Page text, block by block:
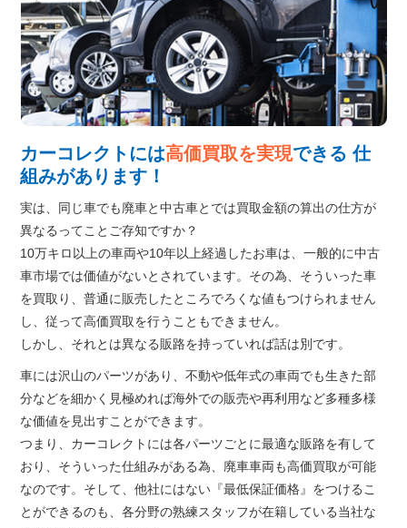
カーコレクトには高価買取を実現できる 仕
組みがあります！
実は、同じ車でも廃車と中古車とでは買取金額の算出の仕方が
異なるってことご存知ですか？
10万キロ以上の車両や10年以上経過したお車は、一般的に中古
車市場では価値がないとされています。その為、そういった車
を買取り、普通に販売したところでろくな値もつけられません
し、従って高価買取を行うこともできません。
しかし、それとは異なる販路を持っていれば話は別です。
車には沢山のパーツがあり、不動や低年式の車両でも生きた部
分などを細かく見極めれば海外での販売や再利用など多種多様
な価値を見出すことができます。
つまり、カーコレクトには各パーツごとに最適な販路を有して
おり、そういった仕組みがある為、廃車車両も高価買取が可能
なのです。そして、他社にはない『最低保証価格』をつけるこ
とができるのも、各分野の熟練スタッフが在籍している当社な